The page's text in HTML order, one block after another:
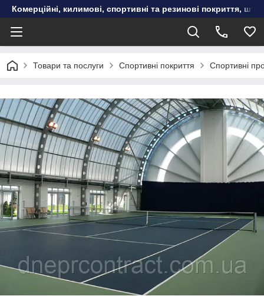
Комерційні, килимові, спортивні та резинові покриття,
Товари та послуги Спортивні покриття Спортивні